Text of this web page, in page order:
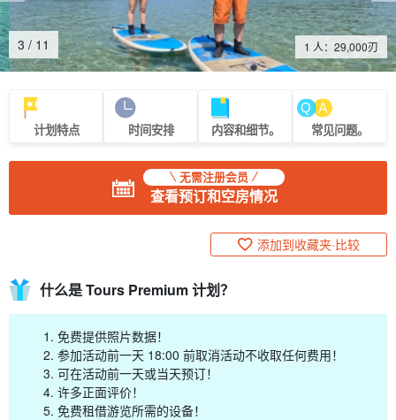
4 / 11 1 人： 29,000刃
计划特点 时间安排 内容和细节。 常见问题。
无需注册会员
查看预订和空房情况
添加到收藏夹·比较
什么是 Tours Premium 计划？
免费提供照片数据！
参加活动前一天 18:00 前取消活动不收取任何费用！
可在活动前一天或当天预订！
许多正面评价！
免费租借游览所需的设备！